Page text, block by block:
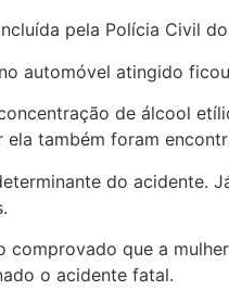
pela Polícia Civil
automóvel atingido
de álcool
também foram
do acidente.
que a
o acidente fatal.